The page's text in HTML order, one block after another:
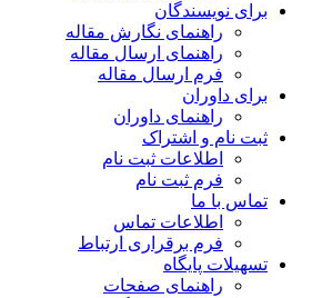
برای نویسندگان
راهنمای نگارش مقاله
راهنمای ارسال مقاله
فرم ارسال مقاله
برای داوران
راهنمای داوران
ثبت نام و اشتراک
اطلاعات ثبت نام
فرم ثبت نام
تماس با ما
اطلاعات تماس
فرم برقراری ارتباط
تسهیلات پایگاه
راهنمای صفحات